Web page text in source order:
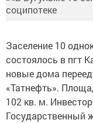
Заселение 10
состоялось в пгт
новые дома
«Татнефть».
102 кв. м.
Государственный